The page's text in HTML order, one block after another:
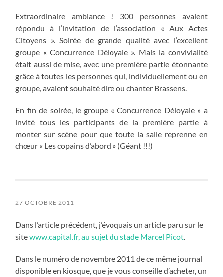
Extraordinaire ambiance ! 300 personnes avaient
répondu à l’invitation de l’association « Aux Actes
Citoyens ». Soirée de grande qualité avec l’excellent
groupe « Concurrence Déloyale ». Mais la convivialité
était aussi de mise, avec une première partie étonnante
grâce à toutes les personnes qui, individuellement ou en
groupe, avaient souhaité dire ou chanter Brassens.
En fin de soirée, le groupe « Concurrence Déloyale » a
invité tous les participants de la première partie à
monter sur scène pour que toute la salle reprenne en
chœur « Les copains d’abord » (Géant !!!)
27 OCTOBRE 2011
Dans l’article précédent, j’évoquais un article paru sur le
sitewww.capital.fr, au sujet du stade Marcel Picot.
Dans le numéro de novembre 2011 de ce même journal
disponible en kiosque, que je vous conseille d’acheter, un